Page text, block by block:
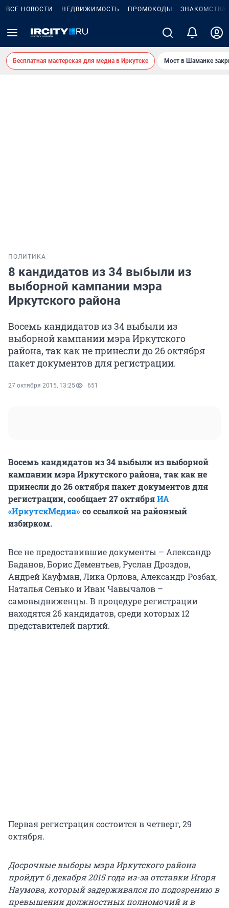
ВСЕ НОВОСТИ НЕДВИЖИМОСТЬ ПРОМОКОДЫ ЗНАКОМСТВА
Бесплатная мастерская для медиа в Иркутске Мост в Шаманке
ПОЛИТИКА
8 кандидатов из 34 выбыли из
выборной кампании мэра
Иркутского района
Восемь кандидатов из 34 выбыли из
выборной кампании мэра Иркутского
района, так как не принесли до 26 октября
пакет документов для регистрации.
27 октября 2015, 13:25 651
Восемь кандидатов из 34 выбыли из выборной
кампании мэра Иркутского района, так как не
принесли до 26 октября пакет документов для
регистрации, сообщает 27 октябряИА
«ИркутскМедиа»со ссылкой на районный
избирком.
Все не предоставившие документы – Александр
Баданов, Борис Дементьев, Руслан Дроздов,
Андрей Кауфман, Лика Орлова, Александр Розбах,
Наталья Сенько и Иван Чавычалов –
самовыдвиженцы. В процедуре регистрации
находятся 26 кандидатов, среди которых 12
представителей партий.
Первая регистрация состоится в четверг, 29
октября.
Досрочные выборы мэра Иркутского района
пройдут 6 декабря 2015 года из-за отставки Игоря
Наумова, который задерживался по подозрению в
превышении должностных полномочий и в